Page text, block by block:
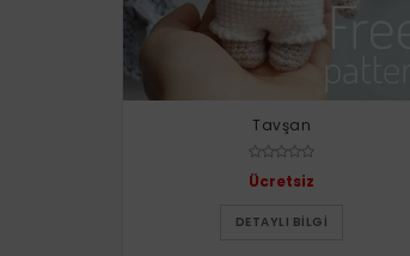
Tavşan
Ücretsiz
DETAYLI BILGI